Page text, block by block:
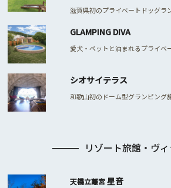
滋賀県初のプライベートドッグラ
GLAMPING DIVA
愛犬・ペットと泊まれるプライベ
シオサイテラス
和歌山初のドーム型グランピング
リゾート旅館・ヴィ
天橋立離宮星音